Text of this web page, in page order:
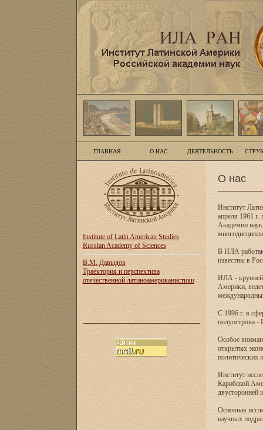
ГЛАВНАЯ О НАС ДЕЯТЕЛЬНОСТЬ
Institute of Latin American Studies
Russian Academy of Sciences
В.М. Давыдов
Траектория и перспектива
отечественной латиноамериканистики
О нас
Институт
апреля 1961
Академии
В ИЛА
известны в
ИЛА -
Америки,
С 1996 г. в
полуострова -
Особое
открытых
политических
Институт
Карибской
двусторонней
Основная
научных